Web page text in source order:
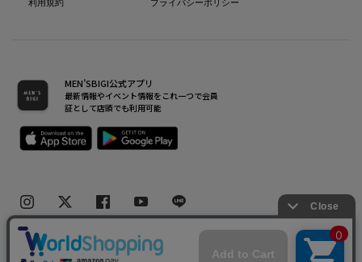
利用規約
プライバシーポリシー
MEN’SBIGI公式アプリ
最新情報やイベント情報をこれ一つで会員
証として店頭でも利用可能
Copyright(C) Bigi Co.,Ltd.All Rights Reserved.